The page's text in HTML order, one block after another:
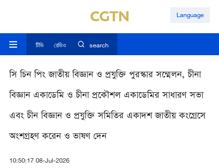
Language
টিভি রেডিও search
সি চিন পিং জাতীয় বিজ্ঞান ও প্রযুক্তি পুরস্কার সম্মেলন, চীনা
বিজ্ঞান একাডেমি ও চীনা প্রকৌশল একাডেমির সাধারণ সভা
এবং চীন বিজ্ঞান ও প্রযুক্তি সমিতির একাদশ জাতীয় কংগ্রেসে
অংশগ্রহণ করেন ও ভাষণ দেন
10:50:17 08-Jul-2026